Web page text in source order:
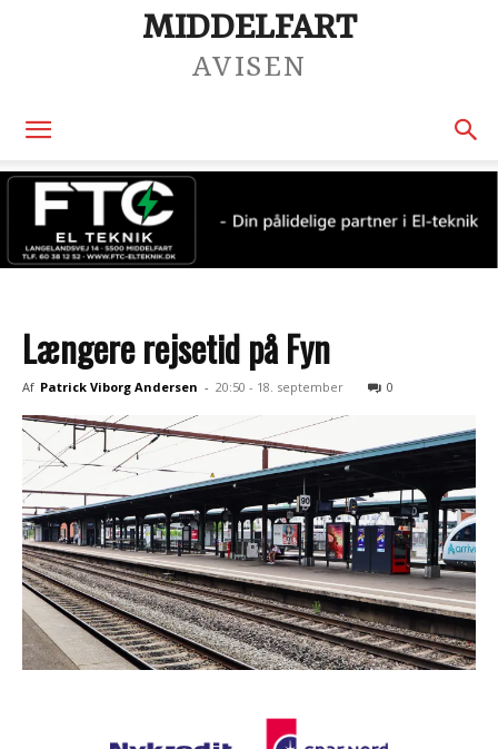
MIDDELFART
AVISEN
Længere rejsetid på Fyn
Af Patrick Viborg Andersen - 20:50 - 18. september 0